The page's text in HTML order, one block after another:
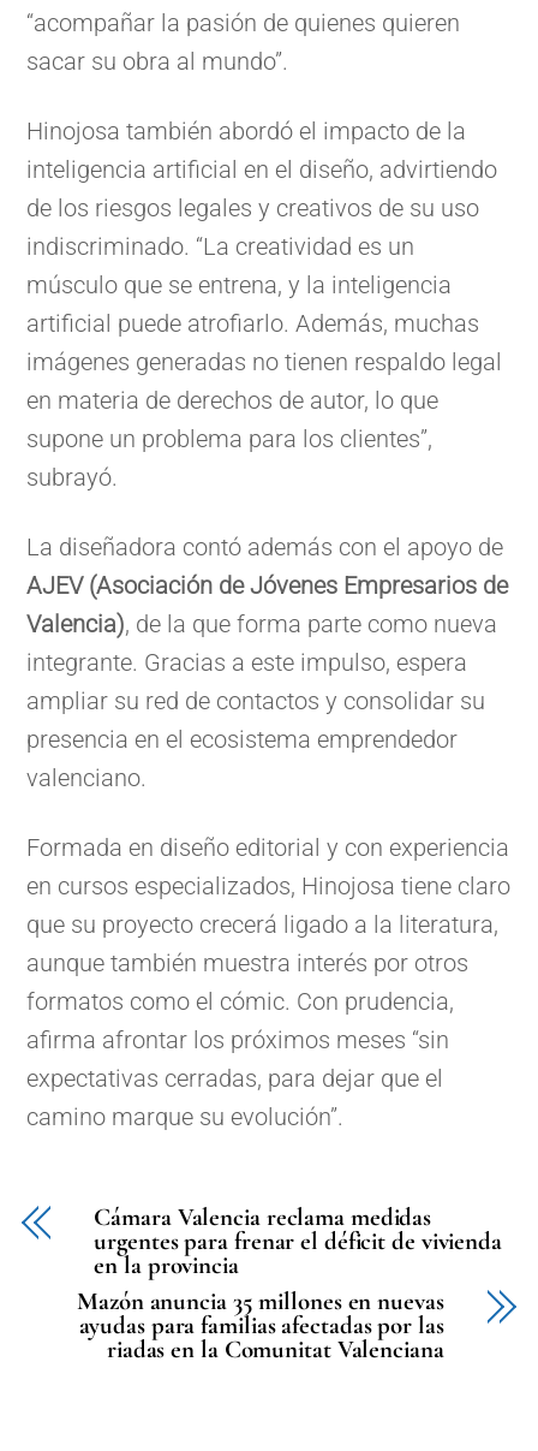
“acompañar la pasión de quienes quieren
sacar su obra al mundo”.
Hinojosa también abordó el impacto de la
inteligencia artificial en el diseño, advirtiendo
de los riesgos legales y creativos de su uso
indiscriminado. “La creatividad es un
músculo que se entrena, y la inteligencia
artificial puede atrofiarlo. Además, muchas
imágenes generadas no tienen respaldo legal
en materia de derechos de autor, lo que
supone un problema para los clientes”,
subrayó.
La diseñadora contó además con el apoyo de
AJEV (Asociación de Jóvenes Empresarios de
Valencia), de la que forma parte como nueva
integrante. Gracias a este impulso, espera
ampliar su red de contactos y consolidar su
presencia en el ecosistema emprendedor
valenciano.
Formada en diseño editorial y con experiencia
en cursos especializados, Hinojosa tiene claro
que su proyecto crecerá ligado a la literatura,
aunque también muestra interés por otros
formatos como el cómic. Con prudencia,
afirma afrontar los próximos meses “sin
expectativas cerradas, para dejar que el
camino marque su evolución”.
Cámara Valencia reclama medidas
urgentes para frenar el déficit de vivienda
en la provincia
Mazón anuncia 35 millones en nuevas
ayudas para familias afectadas por las
riadas en la Comunitat Valenciana